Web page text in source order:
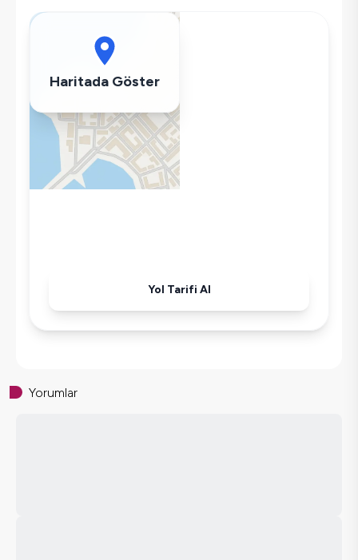
Bulaşık Makinesi
Çamaşır Makinesi
Wifi / İnternet
Tost Makinesi
Mikrodalga
Kettle
Haritada Göster
Yol Tarifi Al
Yorumlar